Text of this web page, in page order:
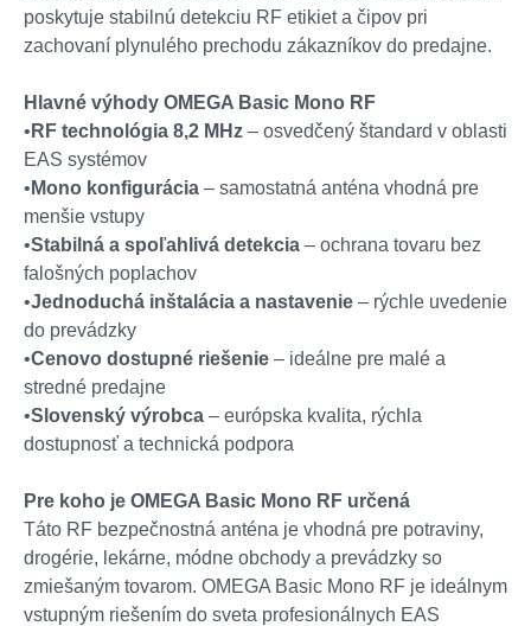
poskytuje stabilnú detekciu RF etikiet a čipov pri
zachovaní plynulého prechodu zákazníkov do predajne.
Hlavné výhody OMEGA Basic Mono RF
• RF technológia 8,2 MHz – osvedčený štandard v oblasti
EAS systémov
• Mono konfigurácia – samostatná anténa vhodná pre
menšie vstupy
•Stabilná a spoľahlivá detekcia – ochrana tovaru bez
falošných poplachov
•Jednoduchá inštalácia a nastavenie – rýchle uvedenie
do prevádzky
•Cenovo dostupné riešenie – ideálne pre malé a
stredné predajne
•Slovenský výrobca – európska kvalita, rýchla
dostupnosť a technická podpora
Pre koho je OMEGA Basic Mono RF určená
Táto RF bezpečnostná anténa je vhodná pre potraviny,
drogérie, lekárne, módne obchody a prevádzky so
zmiešaným tovarom. OMEGA Basic Mono RF je ideálnym
vstupným riešením do sveta profesionálnych EAS